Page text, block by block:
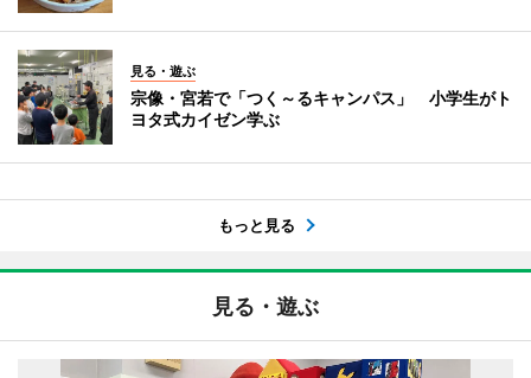
見る・遊ぶ
宗像・宮若で「つく～るキャンパス」 小学生がト
ヨタ式カイゼン学ぶ
もっと見る
見る・遊ぶ